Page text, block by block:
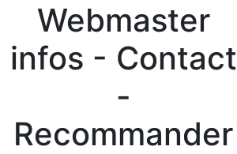
Webmaster
infos - Contact
-
Recommander